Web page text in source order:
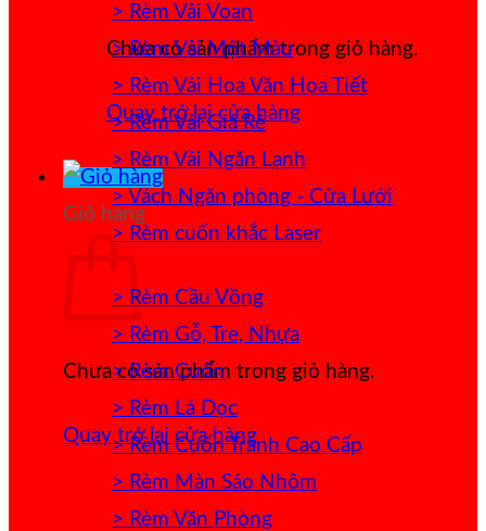
Chưa có sản phẩm trong giỏ hàng.
Quay trở lại cửa hàng
Giỏ hàng
Chưa có sản phẩm trong giỏ hàng.
Quay trở lại cửa hàng
> Rèm Vải Voan
> Rèm Vải Một Màu
> Rèm Vải Hoa Văn Họa Tiết
> Rèm Vải Giá Rẻ
> Rèm Vải Ngăn Lạnh
> Vách Ngăn phòng - Cửa Lưới
> Rèm cuốn khắc Laser
> Rèm Cầu Vồng
> Rèm Gỗ, Tre, Nhựa
> Rèm Cuốn
> Rèm Lá Dọc
> Rèm Cuốn Tranh Cao Cấp
> Rèm Màn Sáo Nhôm
> Rèm Văn Phòng